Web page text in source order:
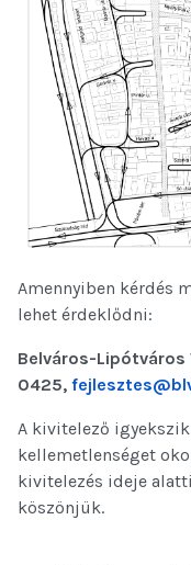
Amennyiben kérdés
lehet érdeklődni:
Belváros-Lipótváros
0425,
A kivitelező
kellemetlenséget
kivitelezés ideje
köszönjük.